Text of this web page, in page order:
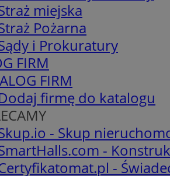
miejska
Pożarna
i Prokuratury
FIRM
FIRM
firmę do katalogu
- Skup
-
-